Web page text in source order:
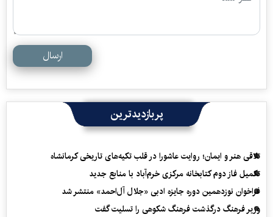
ارسال
پربازدیدترین
تلاقی هنر و ایمان؛ روایت عاشورا در قلب تکیه‌های تاریخی کرمانشاه
تکمیل فاز دوم کتابخانه مرکزی خرم‌آباد با منابع جدید
فراخوان نوزدهمین دوره جایزه ادبی «جلال آل‌احمد» منتشر شد
وزیر فرهنگ درگذشت فرهنگ شکوهی را تسلیت گفت